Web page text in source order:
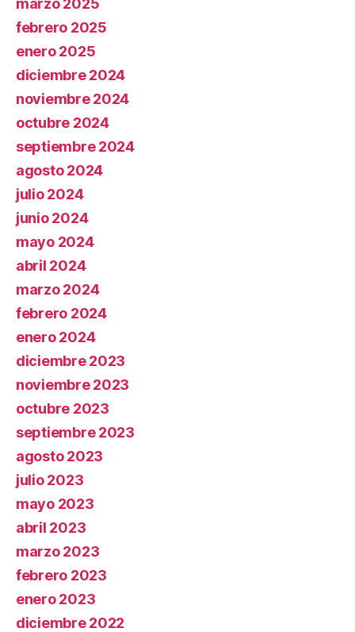
marzo 2025
febrero 2025
enero 2025
diciembre 2024
noviembre 2024
octubre 2024
septiembre 2024
agosto 2024
julio 2024
junio 2024
mayo 2024
abril 2024
marzo 2024
febrero 2024
enero 2024
diciembre 2023
noviembre 2023
octubre 2023
septiembre 2023
agosto 2023
julio 2023
mayo 2023
abril 2023
marzo 2023
febrero 2023
enero 2023
diciembre 2022